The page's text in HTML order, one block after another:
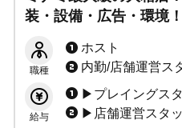
装・設備・広告・環境
保証で未経験でも安心
に引き出します！
職種
ホスト
内勤/店舗運営ス
給与
▶プレイングスタッフ(ホスト) 日給最大15,000円 ＋総売上50%バック〜 ＋高額ボ
▶店舗運営スタッフ(内勤、チーフ、ウェイター) 日給10,000円 ＋店舗売上バック ＋永久的なリファーラ